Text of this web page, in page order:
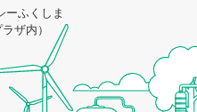
ふくしま
ザ内）